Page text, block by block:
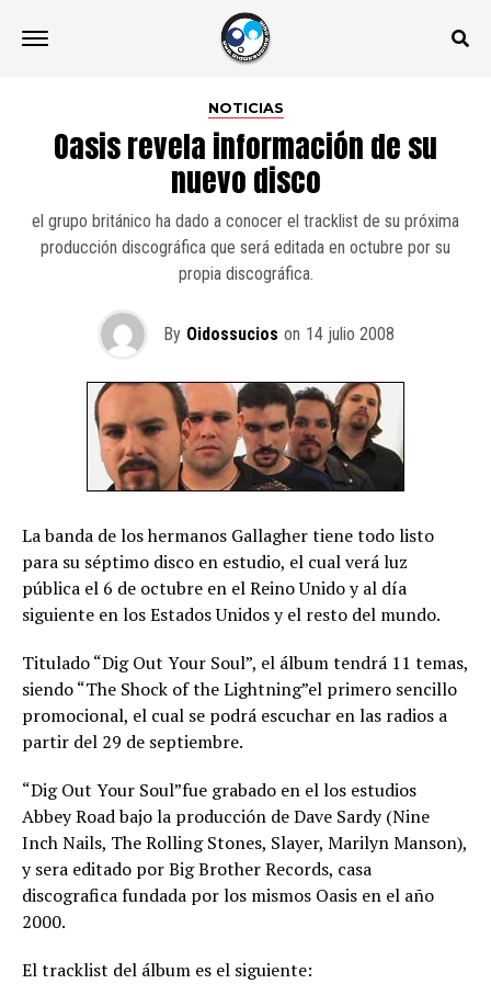
NOTICIAS
Oasis revela información de su
nuevo disco
el grupo británico ha dado a conocer el tracklist de su próxima
producción discográfica que será editada en octubre por su
propia discográfica.
By Oidossucios on 14 julio 2008
La banda de los hermanos Gallagher tiene todo listo
para su séptimo disco en estudio, el cual verá luz
pública el 6 de octubre en el Reino Unido y al día
siguiente en los Estados Unidos y el resto del mundo.
Titulado “Dig Out Your Soul”, el álbum tendrá 11 temas,
siendo “The Shock of the Lightning”el primero sencillo
promocional, el cual se podrá escuchar en las radios a
partir del 29 de septiembre.
“Dig Out Your Soul”fue grabado en el los estudios
Abbey Road bajo la producción de Dave Sardy (Nine
Inch Nails, The Rolling Stones, Slayer, Marilyn Manson),
y sera editado por Big Brother Records, casa
discografica fundada por los mismos Oasis en el año
2000.
El tracklist del álbum es el siguiente: